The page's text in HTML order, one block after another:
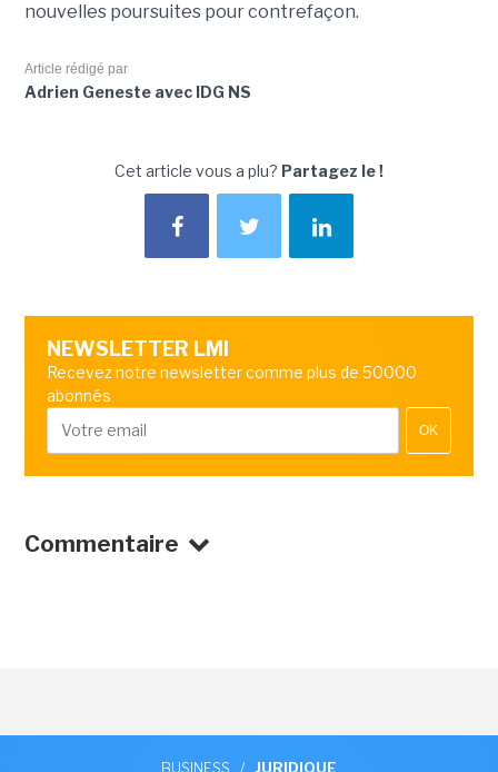
nouvelles poursuites pour contrefaçon.
Article rédigé par
Adrien Geneste avec IDG NS
Cet article vous a plu? Partagez le !
NEWSLETTER LMI
Recevez notre newsletter comme plus de 50000
abonnés
OK
Commentaire
BUSINESS / JURIDIQUE